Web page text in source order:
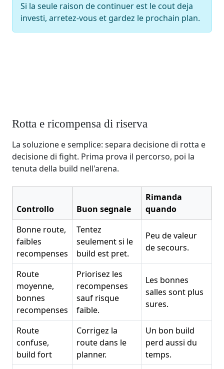
Si la seule raison de continuer est le cout deja
investi, arretez-vous et gardez le prochain plan.
Rotta e ricompensa di riserva
La soluzione e semplice: separa decisione di rotta e
decisione di fight. Prima prova il percorso, poi la
tenuta della build nell'arena.
Controllo Buon segnale
Rimanda
quando
Bonne route,
faibles
recompenses
Tentez
seulement si le
build est pret.
Peu de valeur
de secours.
Route
moyenne,
bonnes
recompenses
Priorisez les
recompenses
sauf risque
faible.
Les bonnes
salles sont plus
sures.
Route
confuse,
build fort
Corrigez la
route dans le
planner.
Un bon build
perd aussi du
temps.